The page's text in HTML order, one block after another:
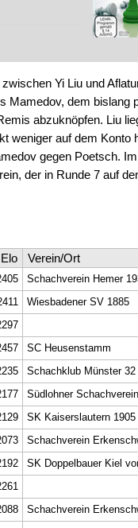
Yi Liu und
Mamedov, dem bislang
abzuknöpfen. Liu
weniger auf dem Konto
gegen Poetsch.
der in Runde 7 auf
Elo Verein/Ort
Schachverein Hemer
Wiesbadener SV 1885
SC Heusenstamm
Schachklub Münster 32
Südlohner
SK Kaiserslautern 1905
Schachverein
SK Doppelbauer Kiel
Schachverein